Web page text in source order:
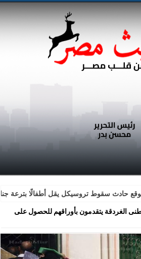
حادث سقوط تروسيكل يقل أطفالًا بترعة
الغردقة يتقدمون بأوراقهم للحصول على